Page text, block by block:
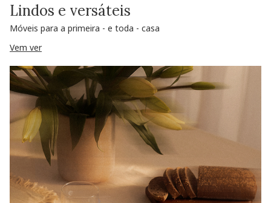
Lindos e versáteis
Móveis para a primeira - e toda - casa
Vem ver